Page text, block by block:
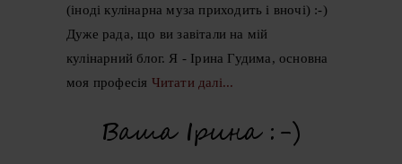
(іноді кулінарна муза приходить і вночі) :-)
Дуже рада, що ви завітали на мій
кулінарний блог. Я - Ірина Гудима, основна
моя професія Читати далі...